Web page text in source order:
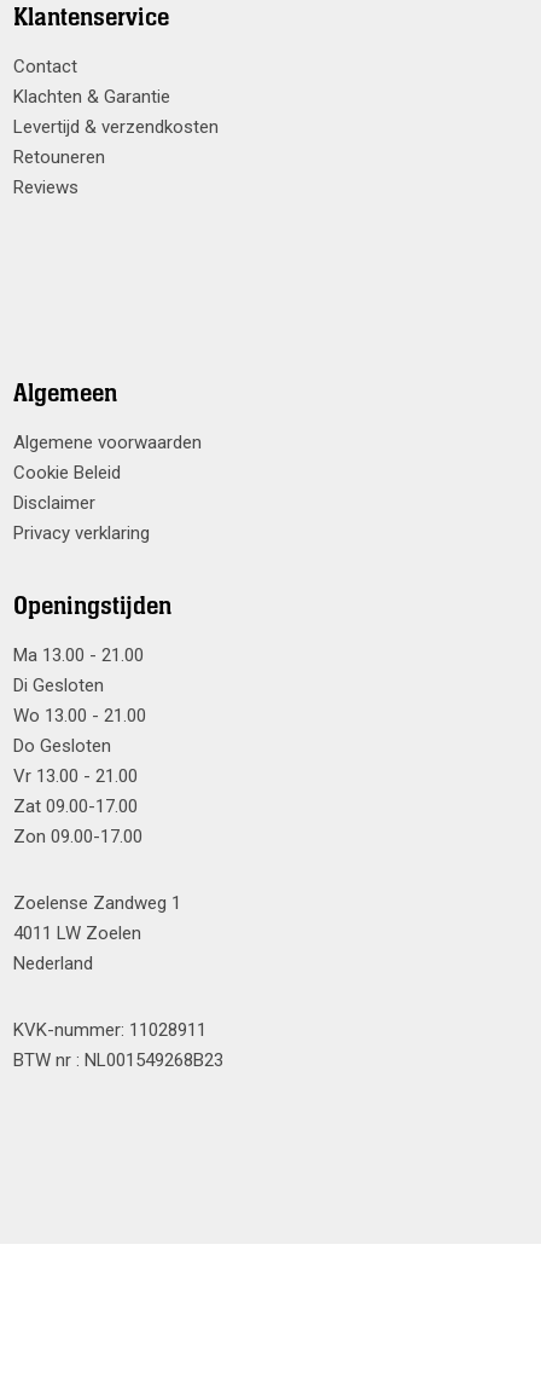
Klantenservice
Contact
Klachten & Garantie
Levertijd & verzendkosten
Retouneren
Reviews
Algemeen
Algemene voorwaarden
Cookie Beleid
Disclaimer
Privacy verklaring
Openingstijden
Ma 13.00 - 21.00
Di Gesloten
Wo 13.00 - 21.00
Do Gesloten
Vr 13.00 - 21.00
Zat 09.00-17.00
Zon 09.00-17.00
Zoelense Zandweg 1
4011 LW Zoelen
Nederland
KVK-nummer: 11028911
BTW nr : NL001549268B23